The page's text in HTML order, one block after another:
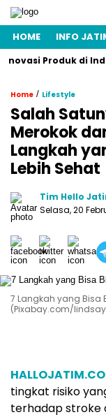
HOME INFO
Produk di
Home / Lifestyle
Salah
Merokok
Langkah
Lebih Sehat
Tim Hello
Selasa, 20
7 Langkah yang Bisa
(Pixabay.com/
tingkat risiko
terhadap stroke